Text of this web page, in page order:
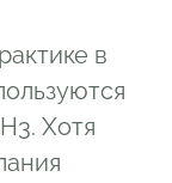
в
Хотя